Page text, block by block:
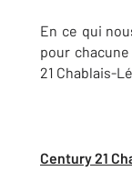
En ce qui
pour
21 Chablais-
Century 21